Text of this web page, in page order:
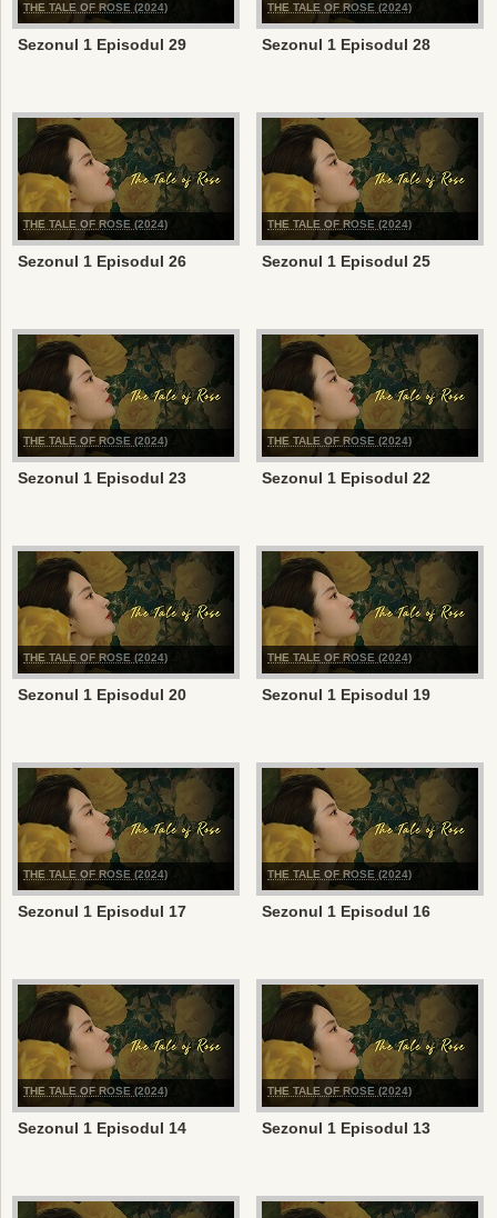
THE TALE OF ROSE (2024)
Sezonul 1 Episodul 29
THE TALE OF ROSE (2024)
Sezonul 1 Episodul 28
THE TALE OF ROSE (2024)
Sezonul 1 Episodul 26
THE TALE OF ROSE (2024)
Sezonul 1 Episodul 25
THE TALE OF ROSE (2024)
Sezonul 1 Episodul 23
THE TALE OF ROSE (2024)
Sezonul 1 Episodul 22
THE TALE OF ROSE (2024)
Sezonul 1 Episodul 20
THE TALE OF ROSE (2024)
Sezonul 1 Episodul 19
THE TALE OF ROSE (2024)
Sezonul 1 Episodul 17
THE TALE OF ROSE (2024)
Sezonul 1 Episodul 16
THE TALE OF ROSE (2024)
Sezonul 1 Episodul 14
THE TALE OF ROSE (2024)
Sezonul 1 Episodul 13